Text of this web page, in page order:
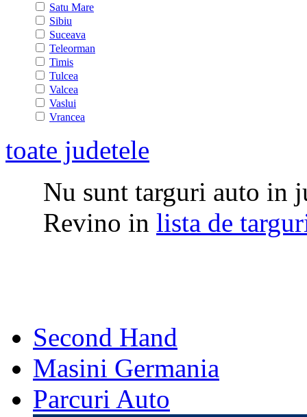
Satu Mare
Sibiu
Suceava
Teleorman
Timis
Tulcea
Valcea
Vaslui
Vrancea
toate judetele
Nu sunt targuri auto in
Revino in lista de
Second Hand
Masini Germania
Parcuri Auto